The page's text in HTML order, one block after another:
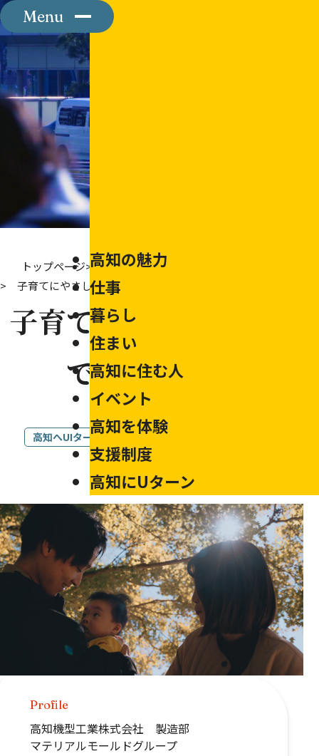
Menu
高知の魅力
高知県の概要
交通アクセス
高知ってこんなところ
新着記事を見る
PR動画・パンフレット
仕事
仕事検索
募集記事から探す
無料職業紹介
農業・林業・漁業
福祉
地域おこし協力隊
官公庁・公的機関
起業・開業
継業・事業承継
専門スキルを活かす
暮らし
市町村紹介
地域の注目記事
出産・教育・子育て
医療・福祉
防災・安全
観光・楽しみ
住まい
高知に住む人
イベント
高知を体験
お試し滞在施設
ワーキングホリデー
どっぷり高知度（外部サイト）
支援制度
高知にUターン
トップページ
インタビュー記事一覧
子育てにやさしい環境で半年間育休
子育てにやさしい環境
で半年間育休
掲載日：2024.12.18
高知へUIターン 高知育休 高知男性育休
高知機型工業
Profile
高知機型工業株式会社 製造部
マテリアルモールドグループ